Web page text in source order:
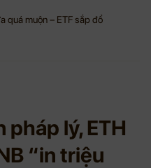
quá muộn – ETF sắp đổ
pháp lý, ETH
“in triệu